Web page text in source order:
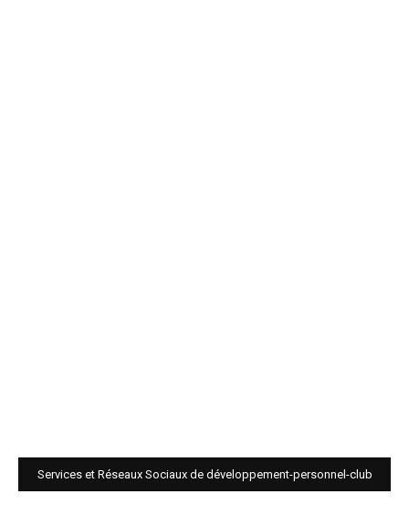
Services et Réseaux Sociaux de développement-personnel-club